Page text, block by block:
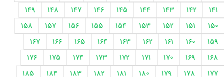
141
142
143
144
145
146
147
148
149
150
151
152
153
154
155
156
157
158
159
160
161
162
163
164
165
166
167
168
169
170
171
172
173
174
175
176
177
178
179
180
181
182
183
184
185